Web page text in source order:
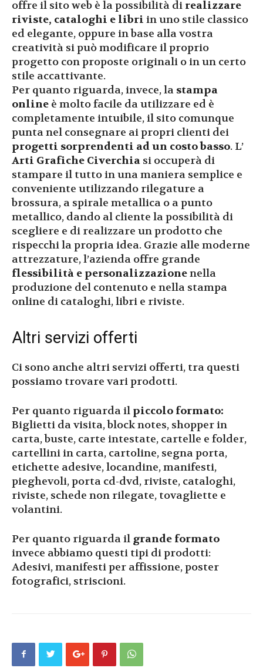
offre il sito web è la possibilità di realizzare
riviste, cataloghi e libri in uno stile classico
ed elegante, oppure in base alla vostra
creatività si può modificare il proprio
progetto con proposte originali o in un certo
stile accattivante.
Per quanto riguarda, invece, la stampa
online è molto facile da utilizzare ed è
completamente intuibile, il sito comunque
punta nel consegnare ai propri clienti dei
progetti sorprendenti ad un costo basso. L’
Arti Grafiche Civerchia si occuperà di
stampare il tutto in una maniera semplice e
conveniente utilizzando rilegature a
brossura, a spirale metallica o a punto
metallico, dando al cliente la possibilità di
scegliere e di realizzare un prodotto che
rispecchi la propria idea. Grazie alle moderne
attrezzature, l’azienda offre grande
flessibilità e personalizzazionenella
produzione del contenuto e nella stampa
online di cataloghi, libri e riviste.
Altri servizi offerti
Ci sono anche altri servizi offerti, tra questi
possiamo trovare vari prodotti.
Per quanto riguarda il piccolo formato:
Biglietti da visita, block notes, shopper in
carta, buste, carte intestate, cartelle e folder,
cartellini in carta, cartoline, segna porta,
etichette adesive, locandine, manifesti,
pieghevoli, porta cd-dvd, riviste, cataloghi,
riviste, schede non rilegate, tovagliette e
volantini.
Per quanto riguarda il grande formato
invece abbiamo questi tipi di prodotti:
Adesivi, manifesti per affissione, poster
fotografici, striscioni.